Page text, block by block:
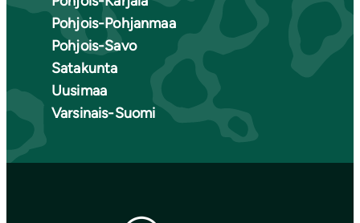
Pohjois-Pohjanmaa
Pohjois-Savo
Satakunta
Uusimaa
Varsinais-Suomi